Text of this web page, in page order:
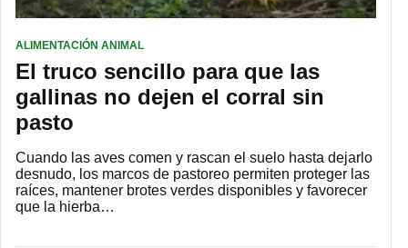
ALIMENTACIÓN ANIMAL
El truco sencillo para que las
gallinas no dejen el corral sin
pasto
Cuando las aves comen y rascan el suelo hasta dejarlo
desnudo, los marcos de pastoreo permiten proteger las
raíces, mantener brotes verdes disponibles y favorecer
que la hierba…